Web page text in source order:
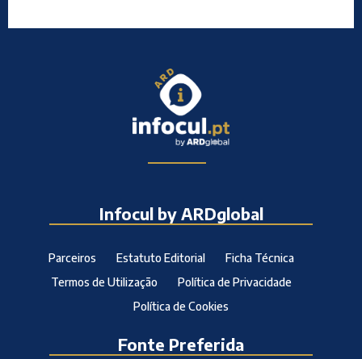
Infocul by ARDglobal
Parceiros Estatuto Editorial
Ficha Técnica
Termos de Utilização
Política de Privacidade
Política de Cookies
Fonte Preferida